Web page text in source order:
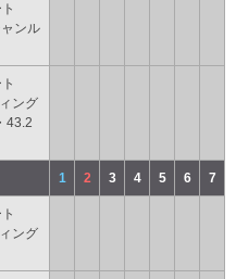
ンル
ング
43.2
1 2 3 4 5 6 7
ング